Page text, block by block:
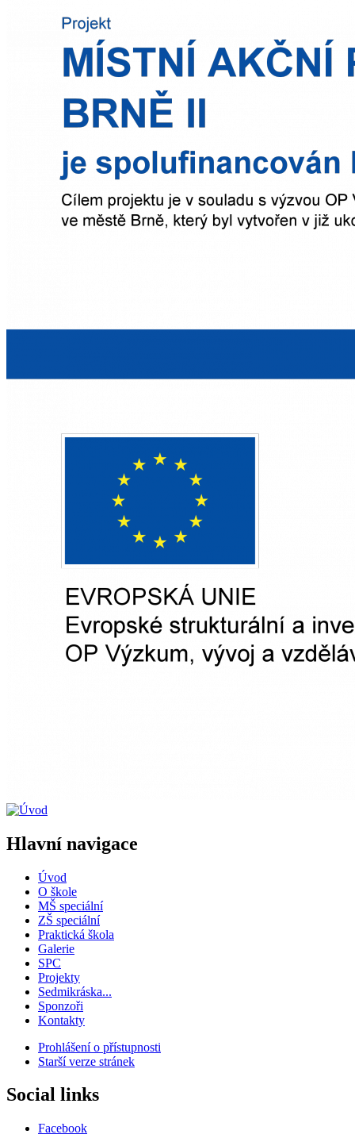
Hlavní navigace
Úvod
O škole
MŠ speciální
ZŠ speciální
Praktická škola
Galerie
SPC
Projekty
Sedmikráska...
Sponzoři
Kontakty
Menu
patičky
Prohlášení o přístupnosti
Starší verze stránek
Social links
Facebook